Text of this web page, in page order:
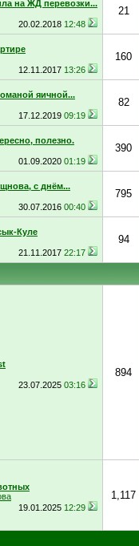
на ЖД перевозки...
20.02.2018 12:48
21
12.11.2017 13:26
160
яичной...
17.12.2019 09:19
82
полезно.
01.09.2020 01:19
390
с днём...
30.07.2016 00:40
795
Куле
21.11.2017 22:17
94
23.07.2025 03:16
894
19.01.2025 12:29
1,117